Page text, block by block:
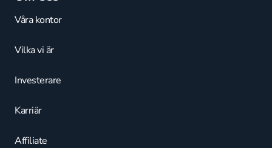
Våra kontor
Vilka vi är
Investerare
Karriär
Affiliate